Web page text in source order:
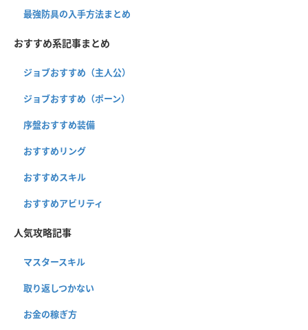
最強防具の入手方法まとめ
おすすめ系記事まとめ
ジョブおすすめ（主人公）
ジョブおすすめ（ポーン）
序盤おすすめ装備
おすすめリング
おすすめスキル
おすすめアビリティ
人気攻略記事
マスタースキル
取り返しつかない
お金の稼ぎ方